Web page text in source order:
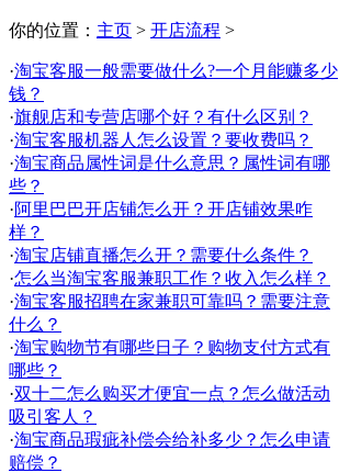
你的位置： 主页 > 开店流程 >
·淘宝客服一般需要做什么?一个月能赚多少
钱？
·旗舰店和专营店哪个好？有什么区别？
·淘宝客服机器人怎么设置？要收费吗？
·淘宝商品属性词是什么意思？属性词有哪
些？
·阿里巴巴开店铺怎么开？开店铺效果咋
样？
·淘宝店铺直播怎么开？需要什么条件？
·怎么当淘宝客服兼职工作？收入怎么样？
·淘宝客服招聘在家兼职可靠吗？需要注意
什么？
·淘宝购物节有哪些日子？购物支付方式有
哪些？
·双十二怎么购买才便宜一点？怎么做活动
吸引客人？
·淘宝商品瑕疵补偿会给补多少？怎么申请
赔偿？